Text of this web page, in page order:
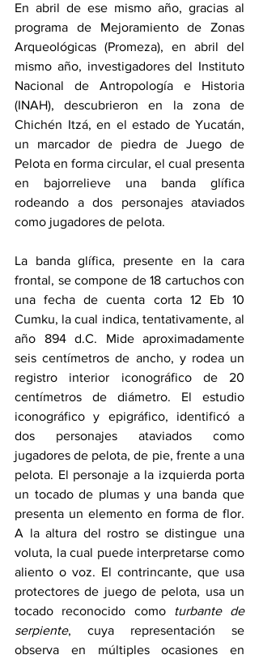
En abril de ese mismo año, gracias al
programa de Mejoramiento de Zonas
Arqueológicas (Promeza), en abril del
mismo año, investigadores del Instituto
Nacional de Antropología e Historia
(INAH), descubrieron en la zona de
Chichén Itzá, en el estado de Yucatán,
un marcador de piedra de Juego de
Pelota en forma circular, el cual presenta
en bajorrelieve una banda glífica
rodeando a dos personajes ataviados
como jugadores de pelota.
La banda glífica, presente en la cara
frontal, se compone de 18 cartuchos con
una fecha de cuenta corta 12 Eb 10
Cumku, la cual indica, tentativamente, al
año 894 d.C. Mide aproximadamente
seis centímetros de ancho, y rodea un
registro interior iconográfico de 20
centímetros de diámetro. El estudio
iconográfico y epigráfico, identificó a
dos personajes ataviados como
jugadores de pelota, de pie, frente a una
pelota. El personaje a la izquierda porta
un tocado de plumas y una banda que
presenta un elemento en forma de flor.
A la altura del rostro se distingue una
voluta, la cual puede interpretarse como
aliento o voz. El contrincante, que usa
protectores de juego de pelota, usa un
tocado reconocido como turbante de
serpiente, cuya representación se
observa en múltiples ocasiones en